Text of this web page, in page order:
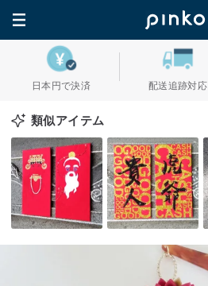
日本円で決済 配送追跡対応
類似アイテム